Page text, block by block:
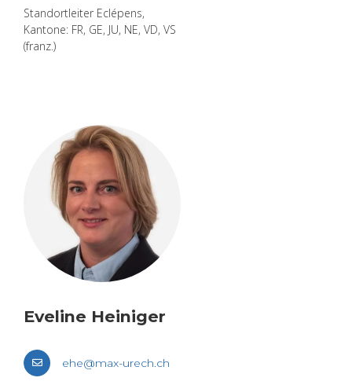
Stand­ort­lei­ter Eclé­pens,
Kan­to­ne: FR, GE, JU, NE, VD, VS
(franz.)
Eve­li­ne Hei­ni­ger
ehe@​max-​urech.​ch